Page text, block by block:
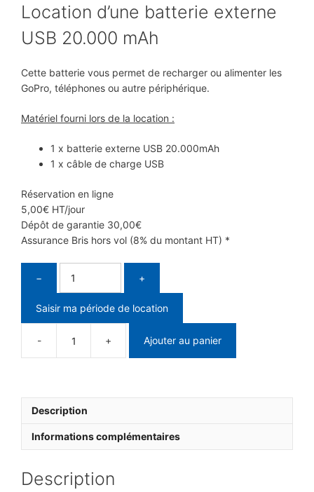
Location d’une batterie externe
USB 20.000 mAh
Cette batterie vous permet de recharger ou alimenter les
GoPro, téléphones ou autre périphérique.
Matériel fourni lors de la location :
1 x batterie externe USB 20.000mAh
1 x câble de charge USB
Réservation en ligne
5,00€ HT/jour
Dépôt de garantie 30,00€
Assurance Bris hors vol (8% du montant HT) *
− +
Saisir ma période de location
Ajouter au panier
Description
Informations complémentaires
Description